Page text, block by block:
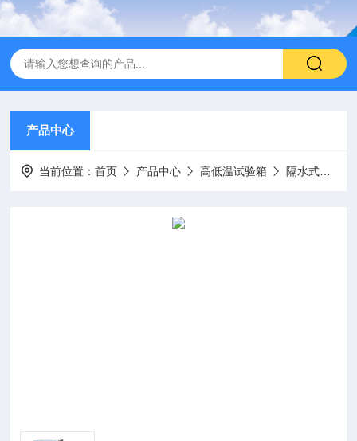
产品中心
当前位置：首页 产品中心 高低温试验箱 隔水式培养箱